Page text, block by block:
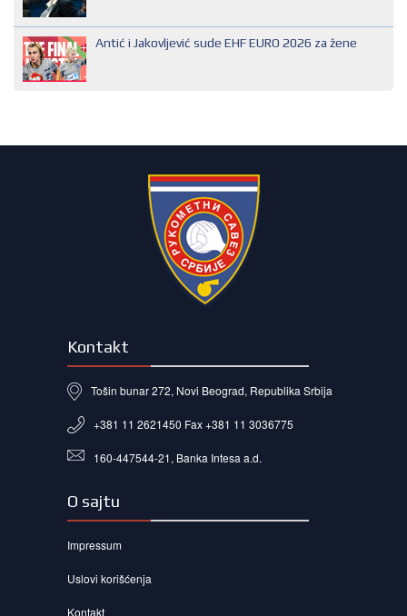
Antić i Jakovljević sude EHF EURO 2026 za žene
Kontakt
Tošin bunar 272, Novi Beograd, Republika Srbija
+381 11 2621450 Fax +381 11 3036775
160-447544-21, Banka Intesa a.d.
O sajtu
Impressum
Uslovi korišćenja
Kontakt